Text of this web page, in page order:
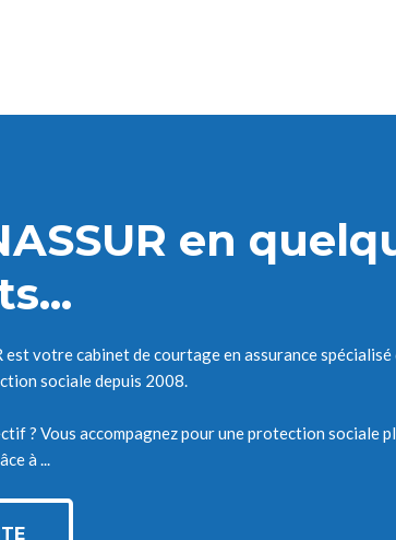
en
est votre cabinet de courtage en assurance spécialisé
sociale depuis 2008.
? Vous accompagnez pour une protection sociale
à ...